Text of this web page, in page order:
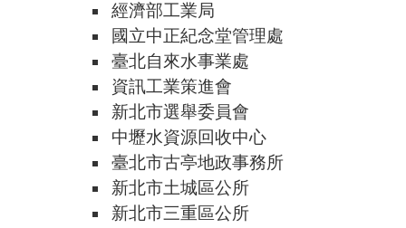
經濟部工業局
國立中正紀念堂管理處
臺北自來水事業處
資訊工業策進會
新北市選舉委員會
中壢水資源回收中心
臺北市古亭地政事務所
新北市土城區公所
新北市三重區公所